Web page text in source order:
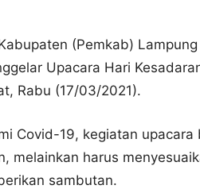
(Pemkab)
Upacara Hari
Rabu (17/03/2021).
Covid-19, kegiatan
melainkan harus
sambutan.